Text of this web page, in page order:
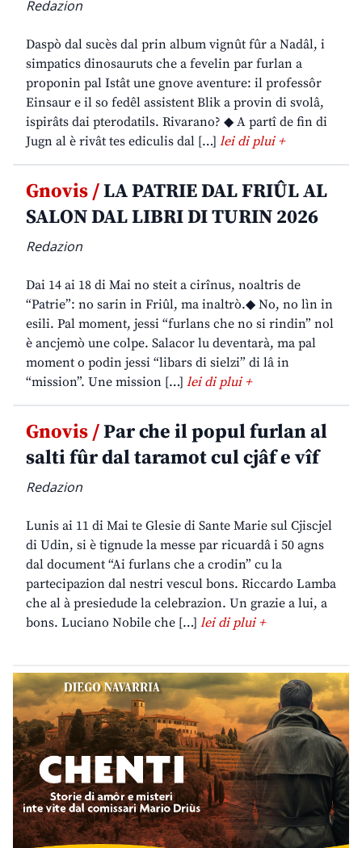
Redazion
Daspò dal sucès dal prin album vignût fûr a Nadâl, i
simpatics dinosauruts che a fevelin par furlan a
proponin pal Istât une gnove aventure: il professôr
Einsaur e il so fedêl assistent Blik a provin di svolâ,
ispirâts dai pterodatils. Rivarano? ◆ A partî de fin di
Jugn al è rivât tes ediculis dal […] lei di plui +
Gnovis /LA PATRIE DAL FRIÛL AL
SALON DAL LIBRI DI TURIN 2026
Redazion
Dai 14 ai 18 di Mai no steit a cirînus, noaltris de
“Patrie”: no sarin in Friûl, ma inaltrò.◆ No, no lìn in
esili. Pal moment, jessi “furlans che no si rindin” nol
è ancjemò une colpe. Salacor lu deventarà, ma pal
moment o podin jessi “libars di sielzi” di lâ in
“mission”. Une mission […] lei di plui +
Gnovis /Par che il popul furlan al
salti fûr dal taramot cul cjâf e vîf
Redazion
Lunis ai 11 di Mai te Glesie di Sante Marie sul Cjiscjel
di Udin, si è tignude la messe par ricuardâ i 50 agns
dal document “Ai furlans che a crodin” cu la
partecipazion dal nestri vescul bons. Riccardo Lamba
che al à presiedude la celebrazion. Un grazie a lui, a
bons. Luciano Nobile che […] lei di plui +